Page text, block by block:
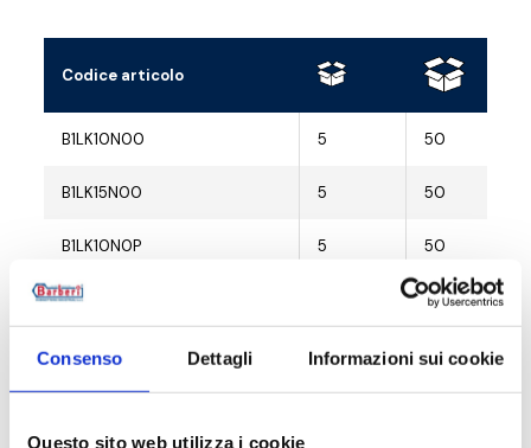
Consenso Dettagli Informazioni sui cookie
Questo sito web utilizza i cookie
Codice articolo
B1LK10N00 5 50
B1LK15N00 5 50
B1LK10N0P 5 50
B1LK15N0P 50
B1LK15N0V 10 50